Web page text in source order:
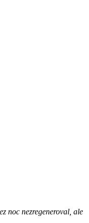
noc nezregeneroval, ale